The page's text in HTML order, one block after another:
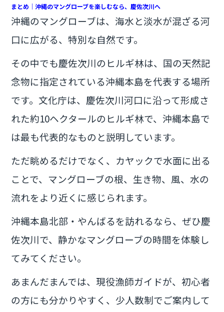
まとめ｜沖縄のマングローブを楽しむなら、慶佐次川へ
沖縄のマングローブは、海水と淡水が混ざる河
口に広がる、特別な自然です。
その中でも慶佐次川のヒルギ林は、国の天然記
念物に指定されている沖縄本島を代表する場所
です。文化庁は、慶佐次川河口に沿って形成さ
れた約10ヘクタールのヒルギ林で、沖縄本島で
は最も代表的なものと説明しています。
ただ眺めるだけでなく、カヤックで水面に出る
ことで、マングローブの根、生き物、風、水の
流れをより近くに感じられます。
沖縄本島北部・やんばるを訪れるなら、ぜひ慶
佐次川で、静かなマングローブの時間を体験し
てみてください。
あまんだまんでは、現役漁師ガイドが、初心者
の方にも分かりやすく、少人数制でご案内して